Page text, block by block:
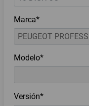
Marca*
Modelo*
Versión*